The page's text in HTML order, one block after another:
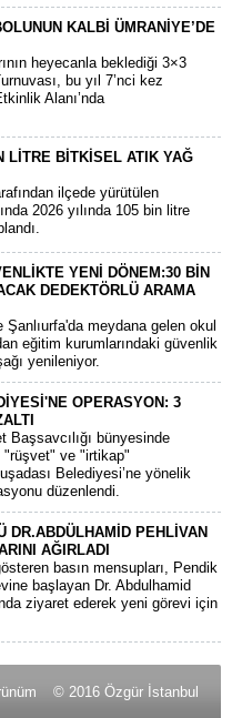
KALBİ ÜMRANİYE’DE
heyecanla beklediği 3×3
bu yıl 7’nci kez
Alanı’nda
LİTRE BİTKİSEL ATIK YAĞ
ilçede yürütülen
2026 yılında 105 bin litre
YENİ DÖNEM:30 BİN
DEDEKTÖRLÜ ARAMA
Şanlıurfa'da meydana gelen okul
eğitim kurumlarındaki güvenlik
yenileniyor.
OPERASYON: 3
Başsavcılığı bünyesinde
"rüşvet" ve "irtikap"
Belediyesi’ne yönelik
düzenlendi.
DR.ABDÜLHAMİD PEHLİVAN
AĞIRLADI
basın mensupları, Pendik
başlayan Dr. Abdulhamid
ziyaret ederek yeni görevi için
© 2016 Özgür İstanbul